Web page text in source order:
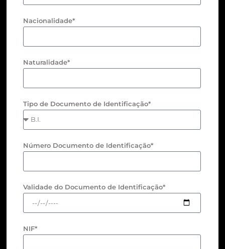
Nacionalidade*
Naturalidade*
Tipo de Documento de Identificação*
Número Documento de Identificação*
Validade do Documento de Identificação*
NIF*